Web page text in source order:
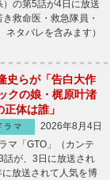
の第5話が4日に放送
救命医・救急隊員・
タバレを含みます）
史らが「告白大作
クの娘・梶原叶渚
体は誰」
ラマ
2026年8月4日
マ「GTO」（カンテ
話が、3日に放送され
放送されて人気を博